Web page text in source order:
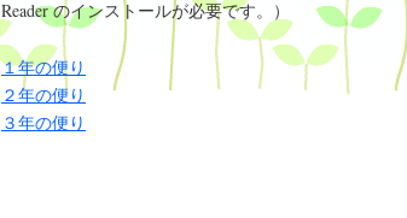
Reader のインストールが必要です。）
１年の便り
２年の便り
３年の便り